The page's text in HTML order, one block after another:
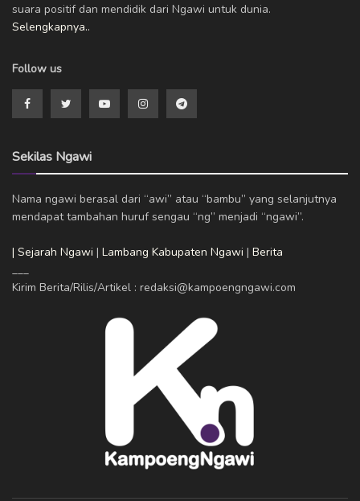
suara positif dan mendidik dari Ngawi untuk dunia.
Selengkapnya..
Follow us
Sekilas Ngawi
Nama ngawi berasal dari “awi” atau “bambu” yang selanjutnya
mendapat tambahan huruf sengau “ng” menjadi “ngawi”.
| Sejarah Ngawi | Lambang Kabupaten Ngawi | Berita
___
Kirim Berita/Rilis/Artikel : redaksi@kampoengngawi.com